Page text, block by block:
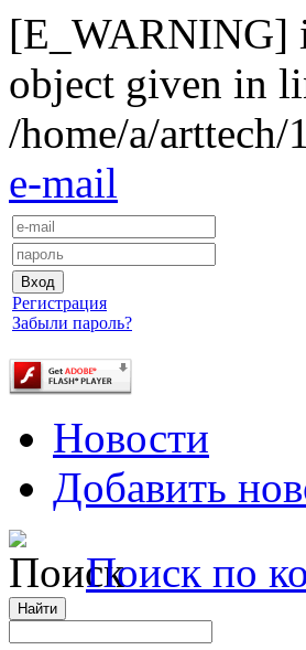
[E_WARNING]
object given in
/home/a/
e-mail
Регистрация
Забыли пароль?
Новости
Добавить
Поиск по